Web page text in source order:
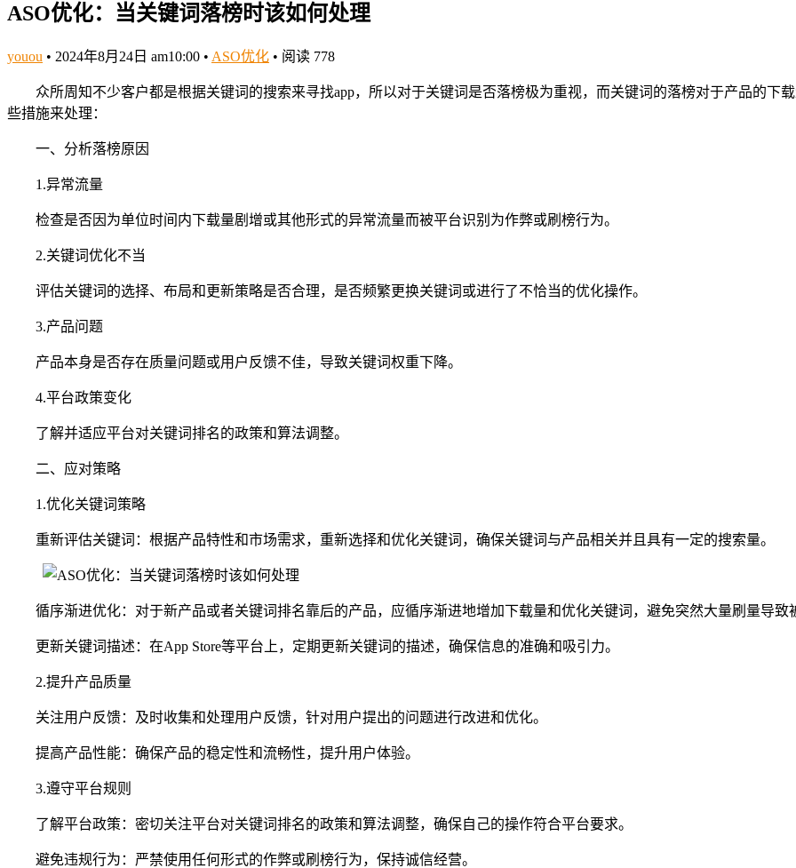
ASO优化：当关键词落榜时该如何处理
youou • 2024年8月24日 am10:00 • ASO优化 • 阅读 778
众所周知不少客户都是根据关键词的搜索来寻找app，所以对于关键词是否落榜极为重视，而关键词的落榜对于产品的下
些措施来处理：
一、分析落榜原因
1.异常流量
检查是否因为单位时间内下载量剧增或其他形式的异常流量而被平台识别为作弊或刷榜行为。
2.关键词优化不当
评估关键词的选择、布局和更新策略是否合理，是否频繁更换关键词或进行了不恰当的优化操作。
3.产品问题
产品本身是否存在质量问题或用户反馈不佳，导致关键词权重下降。
4.平台政策变化
了解并适应平台对关键词排名的政策和算法调整。
二、应对策略
1.优化关键词策略
重新评估关键词：根据产品特性和市场需求，重新选择和优化关键词，确保关键词与产品相关并且具有一定的搜索量。
循序渐进优化：对于新产品或者关键词排名靠后的产品，应循序渐进地增加下载量和优化关键词，避免突然大量刷量导致
更新关键词描述：在App Store等平台上，定期更新关键词的描述，确保信息的准确和吸引力。
2.提升产品质量
关注用户反馈：及时收集和处理用户反馈，针对用户提出的问题进行改进和优化。
提高产品性能：确保产品的稳定性和流畅性，提升用户体验。
3.遵守平台规则
了解平台政策：密切关注平台对关键词排名的政策和算法调整，确保自己的操作符合平台要求。
避免违规行为：严禁使用任何形式的作弊或刷榜行为，保持诚信经营。